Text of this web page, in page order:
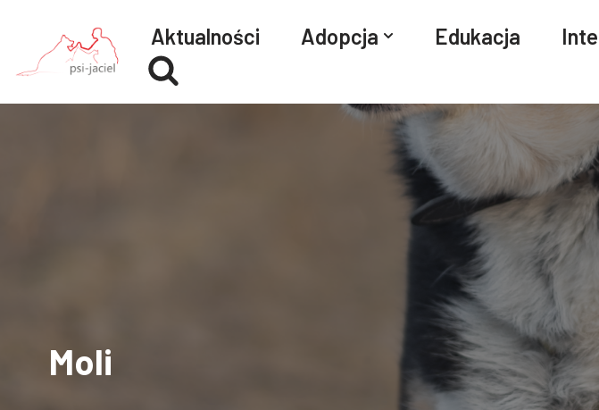
Przejdź
do
Aktualności Adopcja Edukacja
Moli